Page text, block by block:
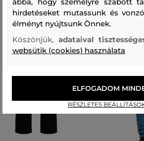
hirdetéseket mutassunk és
élményt nyújtsunk Önnek.
Köszönjük, adataival
websütik (cookies) használata
RÉSZLETES
ELFOGADOM